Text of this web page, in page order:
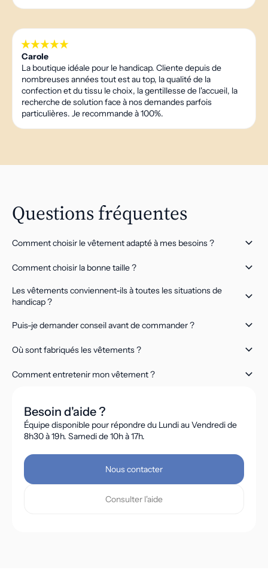
Carole
La boutique idéale pour le handicap. Cliente depuis de
nombreuses années tout est au top, la qualité de la
confection et du tissu le choix, la gentillesse de l'accueil, la
recherche de solution face à nos demandes parfois
particulières. Je recommande à 100%.
Besoin d'aide ?
Équipe disponible pour répondre du Lundi au Vendredi de
8h30 à 19h. Samedi de 10h à 17h.
Nous contacter
Consulter l'aide
Questions fréquentes
Comment choisir le vêtement adapté à mes besoins ?
Comment choisir la bonne taille ?
Les vêtements conviennent-ils à toutes les situations de
handicap ?
Puis-je demander conseil avant de commander ?
Où sont fabriqués les vêtements ?
Comment entretenir mon vêtement ?